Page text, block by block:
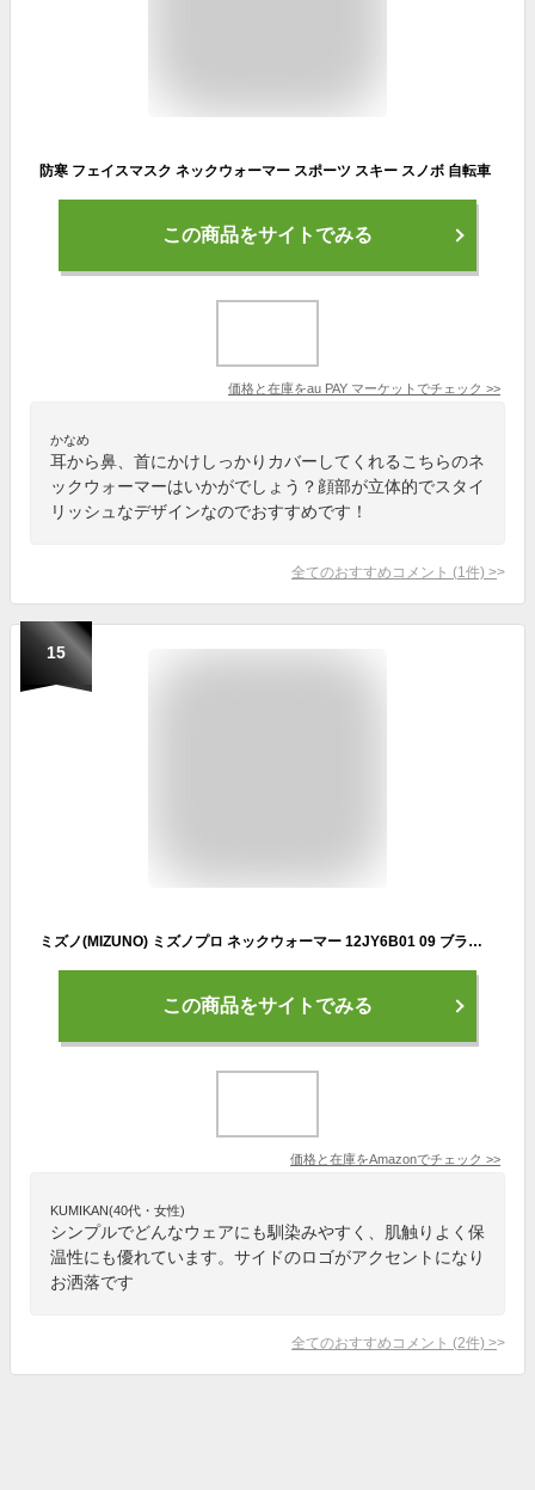
防寒 フェイスマスク ネックウォーマー スポーツ スキー スノボ 自転車
この商品をサイトでみる
価格と在庫をau PAY マーケット でチェック >>
かなめ
耳から鼻、首にかけしっかりカバーしてくれるこちらのネ
ックウォーマーはいかがでしょう？顔部が立体的でスタイ
リッシュなデザインなのでおすすめです！
全てのおすすめコメント (1 件) >
15
ミズノ(MIZUNO) ミズノプロ ネックウォーマー 12JY6B01 09 ブラック
この商品をサイトでみる
価格と在庫をAmazonでチェック >>
KUMIKAN(40代・女性)
シンプルでどんなウェアにも馴染みやすく、肌触りよく保
温性にも優れています。サイドのロゴがアクセントになり
お洒落です
全てのおすすめコメント (2件) >